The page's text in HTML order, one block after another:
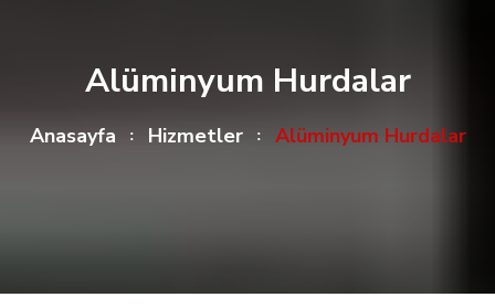
Alüminyum Hurdalar
Anasayfa Hizmetler Alüminyum Hurdalar